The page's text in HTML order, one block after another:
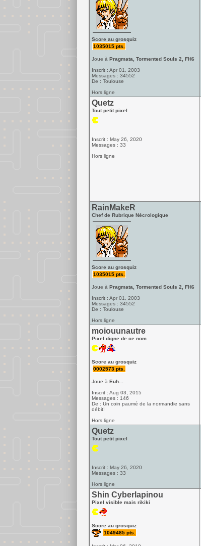
Score au grosquiz
1035015 pts.
Joue à Pragmata, Tormented Souls 2, FH6
Inscrit : Apr 01, 2003
Messages : 34552
De : Toulouse
Hors ligne
Quetz
Tout petit pixel
Inscrit : May 26, 2020
Messages : 33
Hors ligne
RainMakeR
Chef de Rubrique Nécrologique
Score au grosquiz
1035015 pts.
Joue à Pragmata, Tormented Souls 2, FH6
Inscrit : Apr 01, 2003
Messages : 34552
De : Toulouse
Hors ligne
moiouunautre
Pixel digne de ce nom
Score au grosquiz
0002573 pts.
Joue à Euh...
Inscrit : Aug 03, 2015
Messages : 146
De : Un coin paumé de la normandie sans
débit!
Hors ligne
Quetz
Tout petit pixel
Inscrit : May 26, 2020
Messages : 33
Hors ligne
Shin Cyberlapinou
Pixel visible mais rikiki
Score au grosquiz
1049485 pts.